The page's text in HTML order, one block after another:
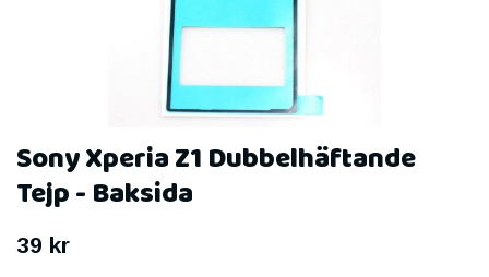
Sony Xperia Z1 Dubbelhäftande
Tejp - Baksida
39 kr